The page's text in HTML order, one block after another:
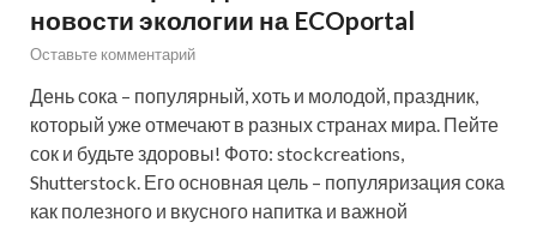
новости экологии на ECOportal
Оставьте комментарий
День сока – популярный, хоть и молодой, праздник,
который уже отмечают в разных странах мира. Пейте
сок и будьте здоровы! Фото: stockcreations,
Shutterstock. Его основная цель – популяризация сока
как полезного и вкусного напитка и важной